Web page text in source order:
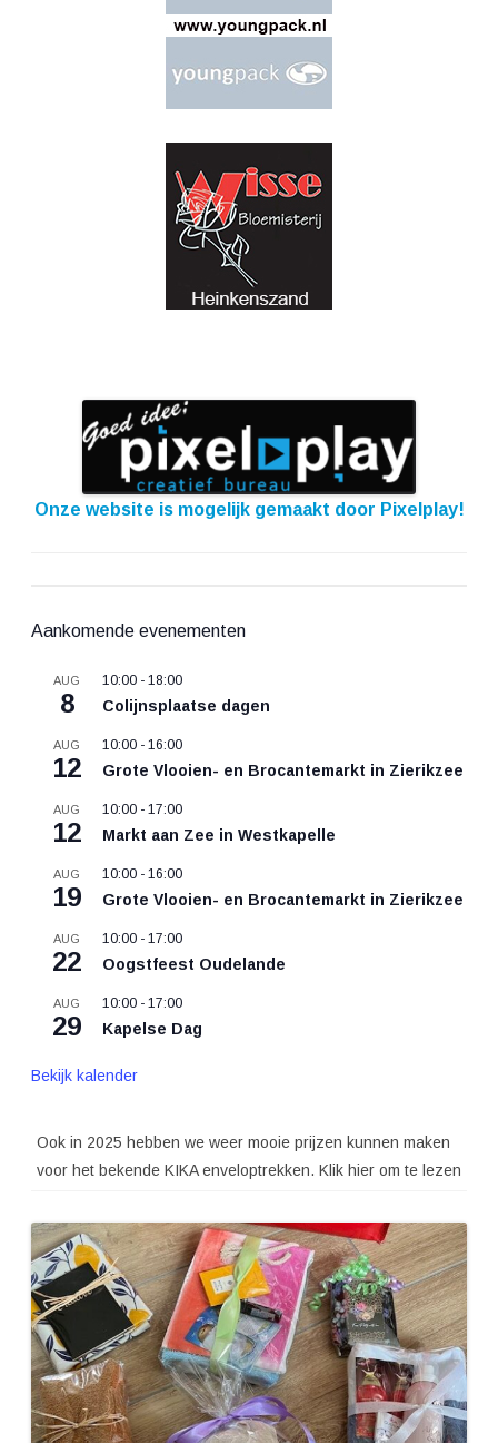
Onze website is mogelijk gemaakt door Pixelplay!
Aankomende evenementen
AUG
8
10:00 - 18:00
Colijnsplaatse dagen
AUG
12
10:00 - 16:00
Grote Vlooien- en Brocantemarkt in Zierikzee
AUG
12
10:00 - 17:00
Markt aan Zee in Westkapelle
AUG
19
10:00 - 16:00
Grote Vlooien- en Brocantemarkt in Zierikzee
AUG
22
10:00 - 17:00
Oogstfeest Oudelande
AUG
29
10:00 - 17:00
Kapelse Dag
Bekijk kalender
Ook in 2025 hebben we weer mooie prijzen kunnen maken
voor het bekende KIKA enveloptrekken. Klik hier om te lezen